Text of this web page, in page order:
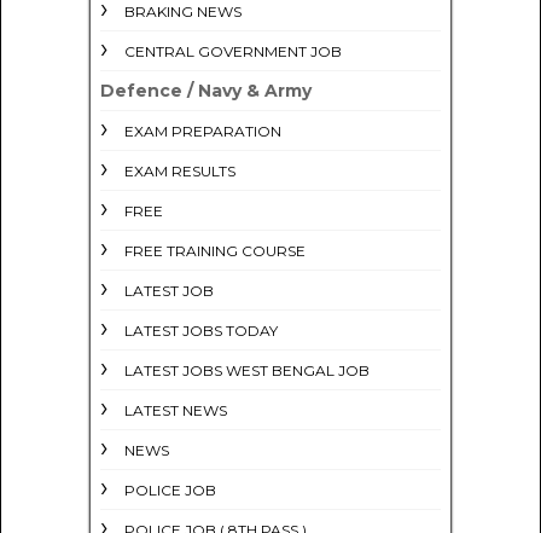
BRAKING NEWS
CENTRAL GOVERNMENT JOB
Defence / Navy & Army
EXAM PREPARATION
EXAM RESULTS
FREE
FREE TRAINING COURSE
LATEST JOB
LATEST JOBS TODAY
LATEST JOBS WEST BENGAL JOB
LATEST NEWS
NEWS
POLICE JOB